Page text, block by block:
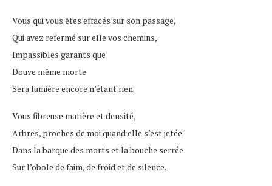
Vous qui vous êtes effacés sur son passage,
Qui avez refermé sur elle vos chemins,
Impassibles garants que
Douve même morte
Sera lumière encore n’étant rien.
Vous fibreuse matière et densité,
Arbres, proches de moi quand elle s’est jetée
Dans la barque des morts et la bouche serrée
Sur l’obole de faim, de froid et de silence.